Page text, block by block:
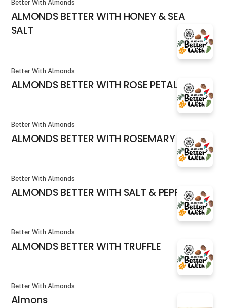
Better With Almonds
ALMONDS BETTER WITH HONEY & SEA
SALT
Better With Almonds
ALMONDS BETTER WITH ROSE PETALS
Better With Almonds
ALMONDS BETTER WITH ROSEMARY
Better With Almonds
ALMONDS BETTER WITH SALT & PEPPER
Better With Almonds
ALMONDS BETTER WITH TRUFFLE
Better With Almonds
Almons